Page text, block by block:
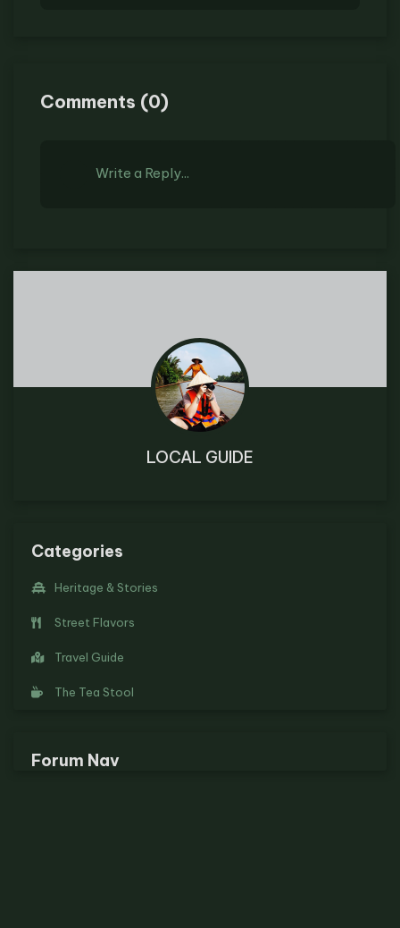
Comments (0)
Write a Reply...
LOCAL GUIDE
Categories
Heritage & Stories
Street Flavors
Travel Guide
The Tea Stool
Forum Nav